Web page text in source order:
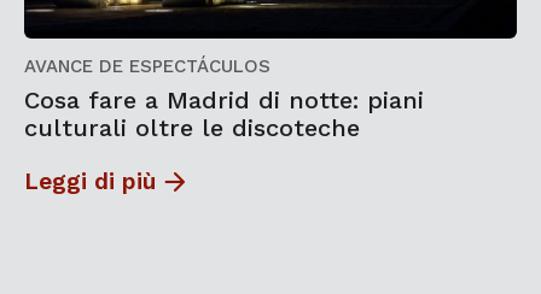
AVANCE DE ESPECTÁCULOS
Cosa fare a Madrid di notte: piani
culturali oltre le discoteche
Leggi di più